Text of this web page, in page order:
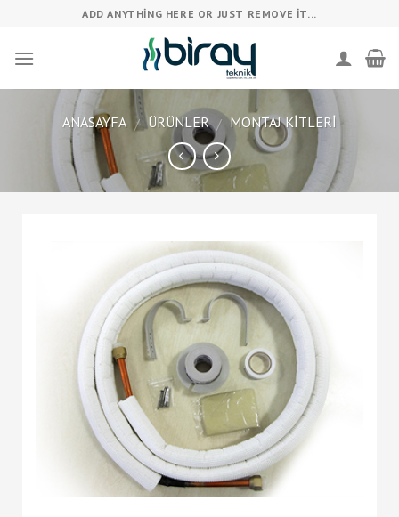
content
ADD ANYTHING HERE OR JUST REMOVE IT...
ANASAYFA / ÜRÜNLER / MONTAJ KITLERI